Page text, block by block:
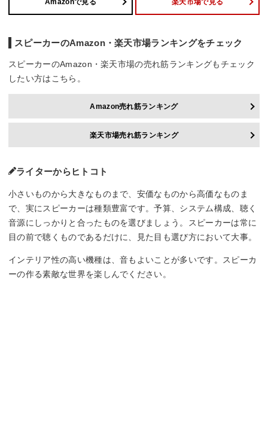
Amazonで見る 楽天市場で見る
スピーカーのAmazon・楽天市場ランキングをチェック
スピーカーのAmazon・楽天市場の売れ筋ランキングもチェック
したい方はこちら。
Amazon売れ筋ランキング
楽天市場売れ筋ランキング
ライターからヒトコト
小さいものから大きなものまで、安価なものから高価なものま
で、実にスピーカーは種類豊富です。予算、システム構成、聴く
音源にしっかりと合ったものを選びましょう。スピーカーは常に
目の前で聴くものであるだけに、見た目も選び方において大事。
インテリア性の高い機種は、音もよいことが多いです。スピーカ
ーの作る素敵な世界を楽しんでください。